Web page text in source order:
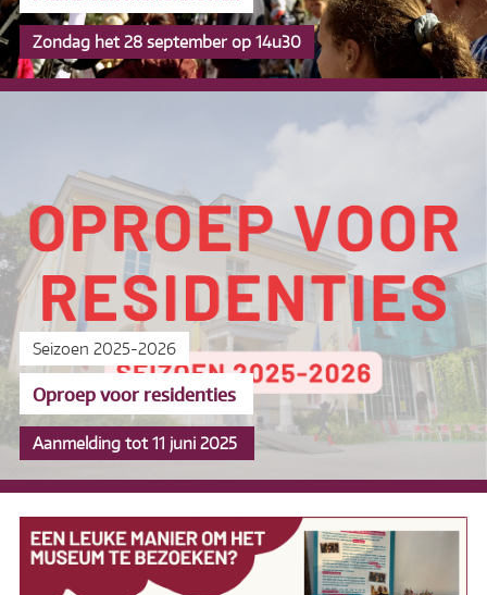
Zondag het 28 september op 14u30
Seizoen 2025-2026
Oproep voor residenties
Aanmelding tot 11 juni 2025